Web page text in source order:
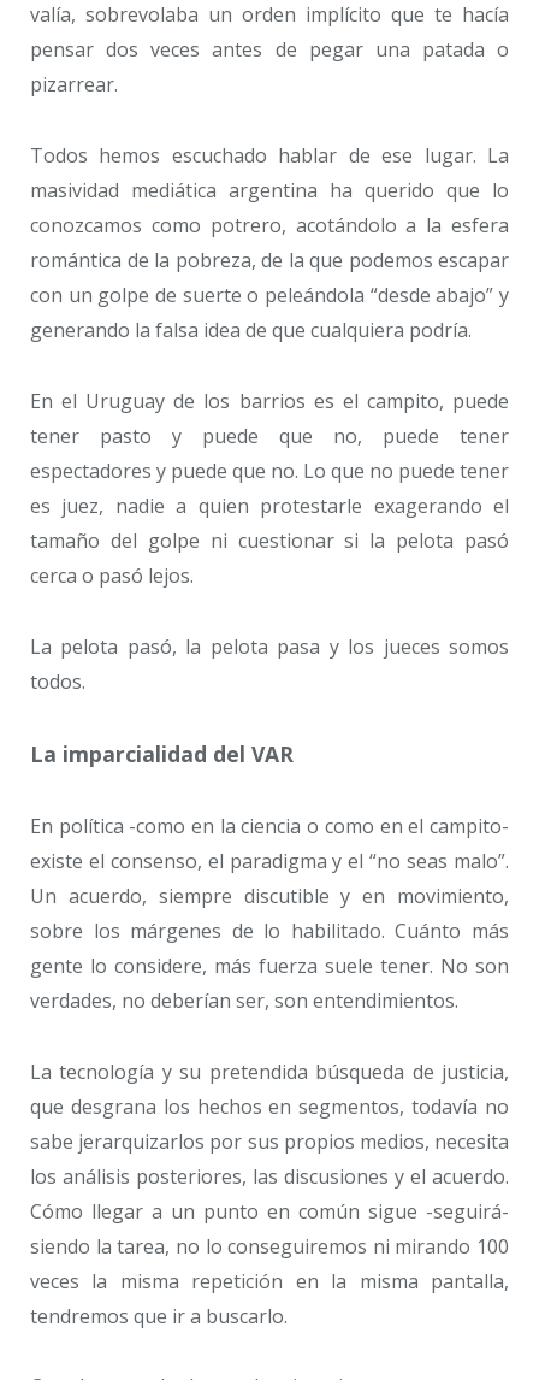
valía, sobrevolaba un orden implícito que te hacía
pensar dos veces antes de pegar una patada o
pizarrear.
Todos hemos escuchado hablar de ese lugar. La
masividad mediática argentina ha querido que lo
conozcamos como potrero, acotándolo a la esfera
romántica de la pobreza, de la que podemos escapar
con un golpe de suerte o peleándola “desde abajo” y
generando la falsa idea de que cualquiera podría.
En el Uruguay de los barrios es el campito, puede
tener pasto y puede que no, puede tener
espectadores y puede que no. Lo que no puede tener
es juez, nadie a quien protestarle exagerando el
tamaño del golpe ni cuestionar si la pelota pasó
cerca o pasó lejos.
La pelota pasó, la pelota pasa y los jueces somos
todos.
La imparcialidad del VAR
En política -como en la ciencia o como en el campito-
existe el consenso, el paradigma y el “no seas malo”.
Un acuerdo, siempre discutible y en movimiento,
sobre los márgenes de lo habilitado. Cuánto más
gente lo considere, más fuerza suele tener. No son
verdades, no deberían ser, son entendimientos.
La tecnología y su pretendida búsqueda de justicia,
que desgrana los hechos en segmentos, todavía no
sabe jerarquizarlos por sus propios medios, necesita
los análisis posteriores, las discusiones y el acuerdo.
Cómo llegar a un punto en común sigue -seguirá-
siendo la tarea, no lo conseguiremos ni mirando 100
veces la misma repetición en la misma pantalla,
tendremos que ir a buscarlo.